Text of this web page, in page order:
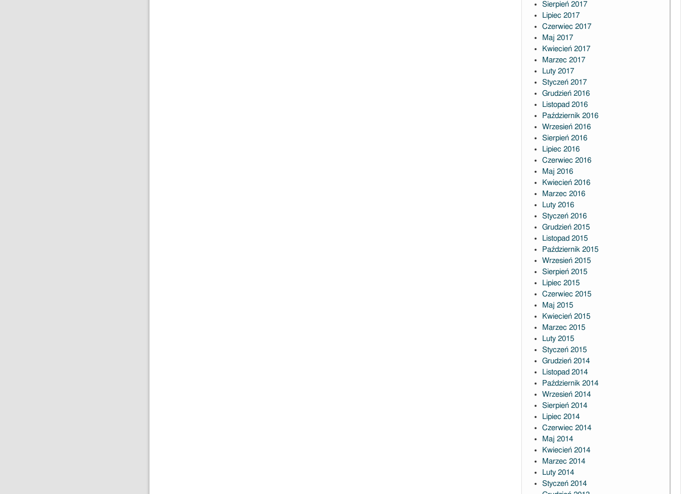
Sierpień 2017
Lipiec 2017
Czerwiec 2017
Maj 2017
Kwiecień 2017
Marzec 2017
Luty 2017
Styczeń 2017
Grudzień 2016
Listopad 2016
Październik 2016
Wrzesień 2016
Sierpień 2016
Lipiec 2016
Czerwiec 2016
Maj 2016
Kwiecień 2016
Marzec 2016
Luty 2016
Styczeń 2016
Grudzień 2015
Listopad 2015
Październik 2015
Wrzesień 2015
Sierpień 2015
Lipiec 2015
Czerwiec 2015
Maj 2015
Kwiecień 2015
Marzec 2015
Luty 2015
Styczeń 2015
Grudzień 2014
Listopad 2014
Październik 2014
Wrzesień 2014
Sierpień 2014
Lipiec 2014
Czerwiec 2014
Maj 2014
Kwiecień 2014
Marzec 2014
Luty 2014
Styczeń 2014